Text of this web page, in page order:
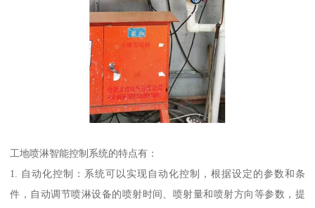
工地喷淋智能控制系统的特点有：
1. 自动化控制：系统可以实现自动化控制，根据设定的参数和条
件，自动调节喷淋设备的喷射时间、喷射量和喷射方向等参数，提